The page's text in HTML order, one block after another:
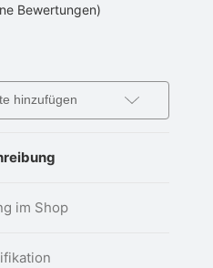
Bewertungen)
hinzufügen
im Shop